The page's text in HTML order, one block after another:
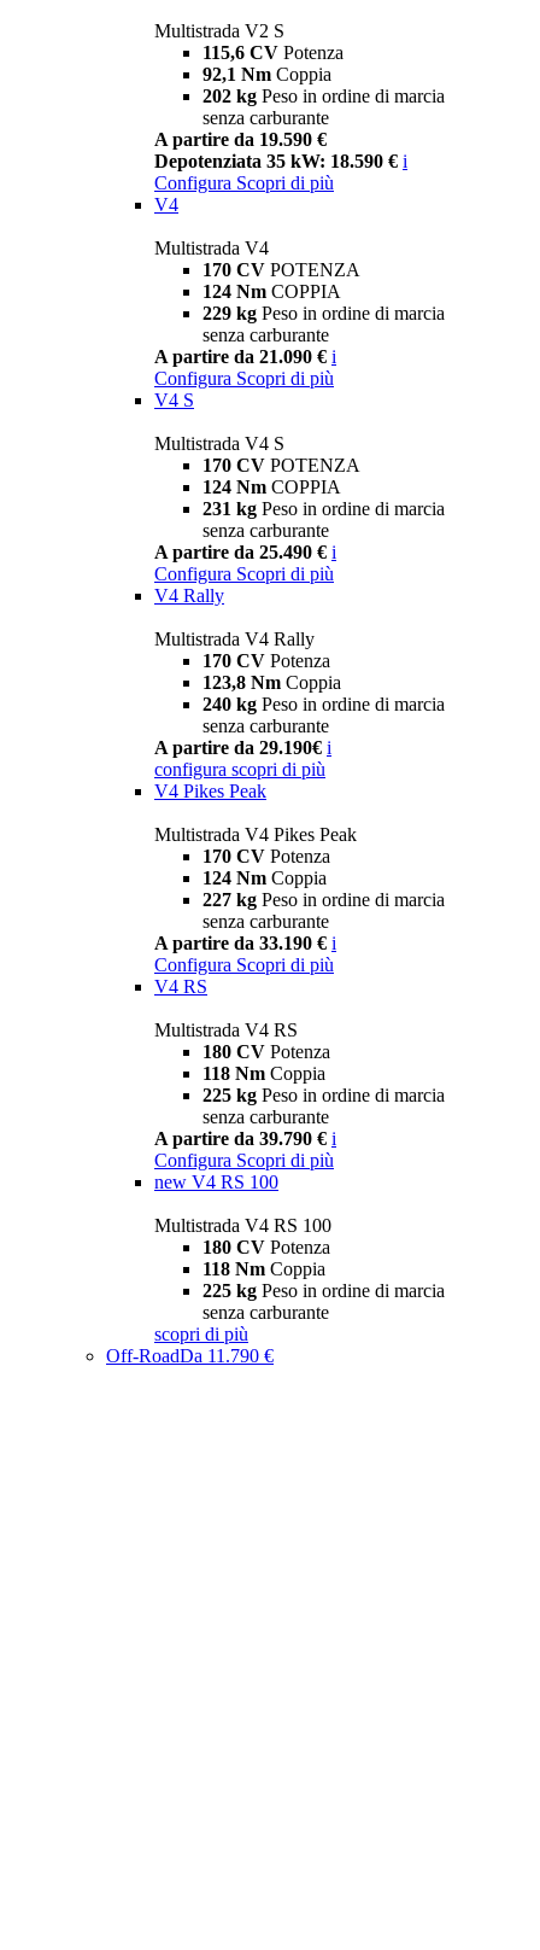
Multistrada V2 S
115,6 CV Potenza
92,1 Nm Coppia
202 kg Peso in ordine di marcia
senza carburante
A partire da 19.590 €
Depotenziata 35 kW: 18.590 € i
Configura Scopri di più
V4
Multistrada V4
170 CV POTENZA
124 Nm COPPIA
229 kg Peso in ordine di marcia
senza carburante
A partire da 21.090 € i
Configura Scopri di più
V4 S
Multistrada V4 S
170 CV POTENZA
124 Nm COPPIA
231 kg Peso in ordine di marcia
senza carburante
A partire da 25.490 € i
Configura Scopri di più
V4 Rally
Multistrada V4 Rally
170 CV Potenza
123,8 Nm Coppia
240 kg Peso in ordine di marcia
senza carburante
A partire da 29.190€ i
configura scopri di più
V4 Pikes Peak
Multistrada V4 Pikes Peak
170 CV Potenza
124 Nm Coppia
227 kg Peso in ordine di marcia
senza carburante
A partire da 33.190 € i
Configura Scopri di più
V4 RS
Multistrada V4 RS
180 CV Potenza
118 Nm Coppia
225 kg Peso in ordine di marcia
senza carburante
A partire da 39.790 € i
Configura Scopri di più
new V4 RS 100
Multistrada V4 RS 100
180 CV Potenza
118 Nm Coppia
225 kg Peso in ordine di marcia
senza carburante
scopri di più
Off-RoadDa 11.790 €